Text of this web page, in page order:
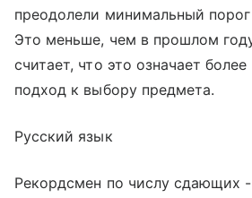
преодолели минимальный порог
Это меньше, чем в прошлом
считает, что это означает
подход к выбору предмета.
Русский язык
Рекордсмен по числу сдающих